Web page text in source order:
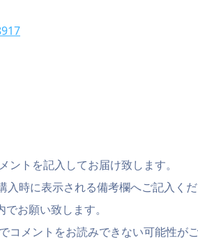
ントを記入してお届け致します。
時に表示される備考欄へご記入くだ
お願い致します。
メントをお読みできない可能性がご